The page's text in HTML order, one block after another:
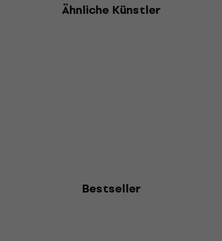
Ähnliche Künstler
Bestseller